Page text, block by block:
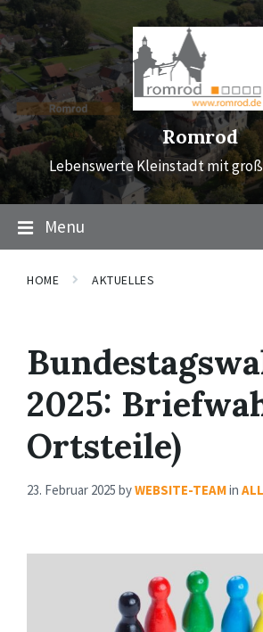
Skip
to
content
Skip
to
main
navigation
Skip
to
footer
Romrod
Lebenswerte Kleinstadt mit
Menu
HOME AKTUELLES
2025:
Ortsteile)
23. Februar 2025 byWEBSITE-TEAMin